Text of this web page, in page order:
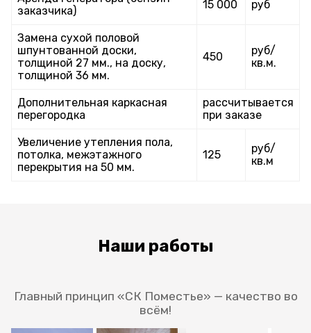
заказчика)
15 000 руб
Замена сухой половой
шпунтованной доски,
толщиной 27 мм., на доску,
толщиной 36 мм.
450
руб/
кв.м.
Дополнительная каркасная
перегородка
рассчитывается
при заказе
Увеличение утепления пола,
потолка, межэтажного
перекрытия на 50 мм.
125
руб/
кв.м
Наши работы
Главный принцип «СК Поместье» — качество во
всём!